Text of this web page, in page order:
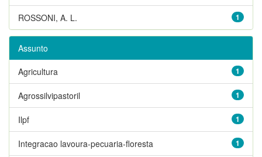
1
ROSSONI, A. L.
Assunto
1
Agricultura
1
Agrossilvipastoril
1
Ilpf
1
Integracao lavoura-pecuaria-floresta